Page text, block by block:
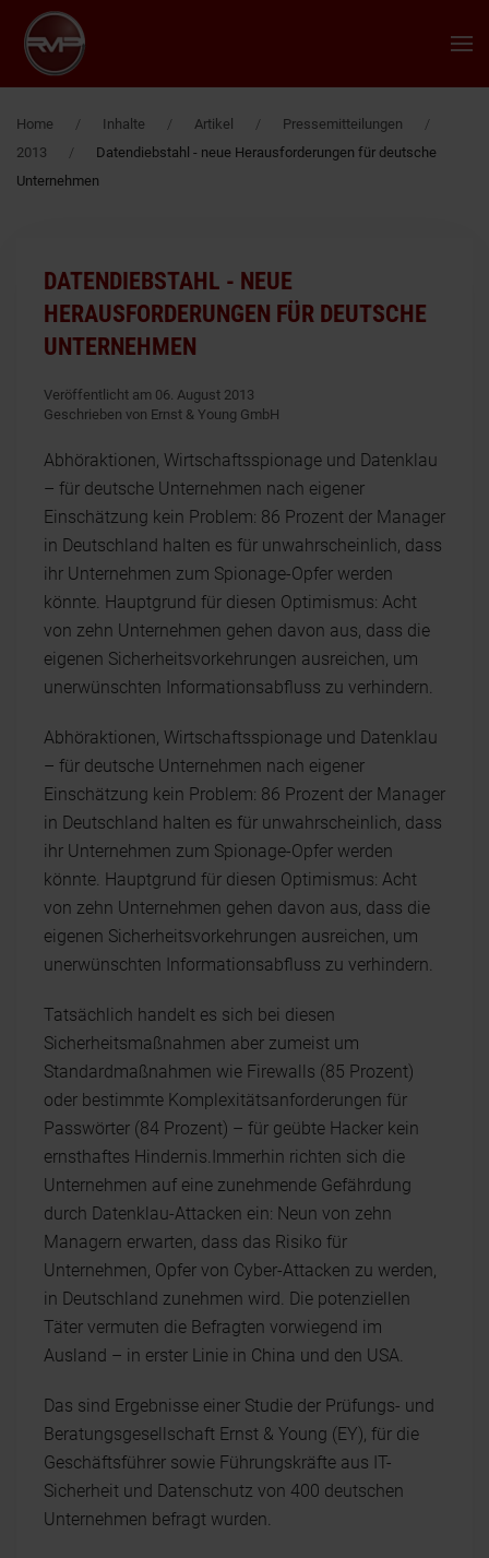
Zum Hauptinhalt springen
Home Inhalte Artikel
Pressemitteilungen
2013
Datendiebstahl - neue Herausforderungen für deutsche
Unternehmen
DATENDIEBSTAHL - NEUE
HERAUSFORDERUNGEN FÜR DEUTSCHE
UNTERNEHMEN
Veröffentlicht am 06. August 2013
Geschrieben von Ernst & Young GmbH
Abhöraktionen, Wirtschaftsspionage und Datenklau
– für deutsche Unternehmen nach eigener
Einschätzung kein Problem: 86 Prozent der Manager
in Deutschland halten es für unwahrscheinlich, dass
ihr Unternehmen zum Spionage-Opfer werden
könnte. Hauptgrund für diesen Optimismus: Acht
von zehn Unternehmen gehen davon aus, dass die
eigenen Sicherheitsvorkehrungen ausreichen, um
unerwünschten Informationsabfluss zu verhindern.
Abhöraktionen, Wirtschaftsspionage und Datenklau
– für deutsche Unternehmen nach eigener
Einschätzung kein Problem: 86 Prozent der Manager
in Deutschland halten es für unwahrscheinlich, dass
ihr Unternehmen zum Spionage-Opfer werden
könnte. Hauptgrund für diesen Optimismus: Acht
von zehn Unternehmen gehen davon aus, dass die
eigenen Sicherheitsvorkehrungen ausreichen, um
unerwünschten Informationsabfluss zu verhindern.
Tatsächlich handelt es sich bei diesen
Sicherheitsmaßnahmen aber zumeist um
Standardmaßnahmen wie Firewalls (85 Prozent)
oder bestimmte Komplexitätsanforderungen für
Passwörter (84 Prozent) – für geübte Hacker kein
ernsthaftes Hindernis.Immerhin richten sich die
Unternehmen auf eine zunehmende Gefährdung
durch Datenklau-Attacken ein: Neun von zehn
Managern erwarten, dass das Risiko für
Unternehmen, Opfer von Cyber-Attacken zu werden,
in Deutschland zunehmen wird. Die potenziellen
Täter vermuten die Befragten vorwiegend im
Ausland – in erster Linie in China und den USA.
Das sind Ergebnisse einer Studie der Prüfungs- und
Beratungsgesellschaft Ernst & Young (EY), für die
Geschäftsführer sowie Führungskräfte aus IT-
Sicherheit und Datenschutz von 400 deutschen
Unternehmen befragt wurden.